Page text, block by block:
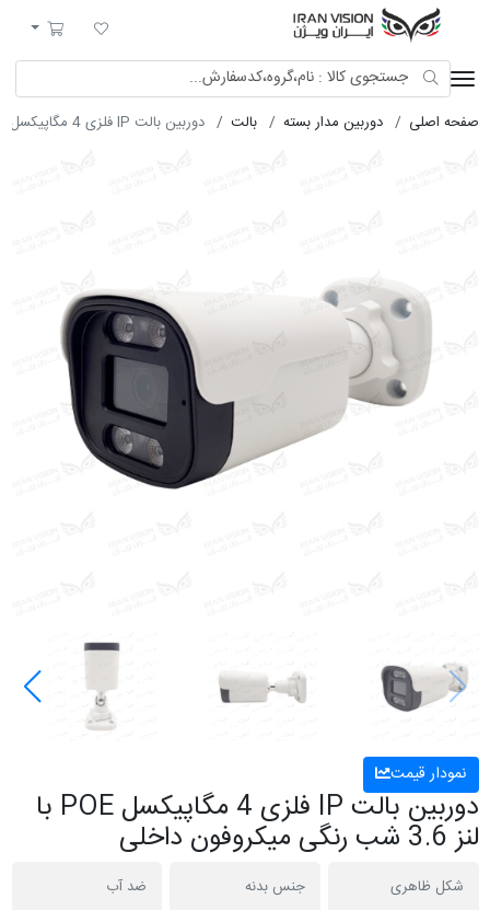
لیست مورد علاقه
سبد خرید
صفحه اصلی دوربین مدار بسته بالت دوربین بالت IP فلزی 4 مگاپیکسل POE با لنز 3.6 شب رنگی میکروفون داخلی
نمودار قیمت
دوربین بالت IP فلزی 4 مگاپیکسل POE با
لنز 3.6 شب رنگی میکروفون داخلی
شکل ظاهری
جنس بدنه
ضد آب